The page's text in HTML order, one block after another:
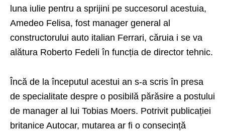
luna iulie pentru a sprijini pe succesorul acestuia,
Amedeo Felisa, fost manager general al
constructorului auto italian Ferrari, căruia i se va
alătura Roberto Fedeli în funcția de director tehnic.
Încă de la începutul acestui an s-a scris în presa
de specialitate despre o posibilă părăsire a postului
de manager al lui Tobias Moers. Potrivit publicației
britanice Autocar, mutarea ar fi o consecință